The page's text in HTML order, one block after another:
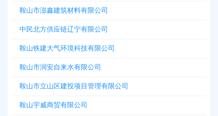
鞍山市澎鑫建筑材料有限公司
中民北方供应链辽宁有限公司
鞍山铁建大气环境科技有限公司
鞍山市润安自来水有限公司
鞍山市立山区建投项目管理有限公司
鞍山宇威商贸有限公司